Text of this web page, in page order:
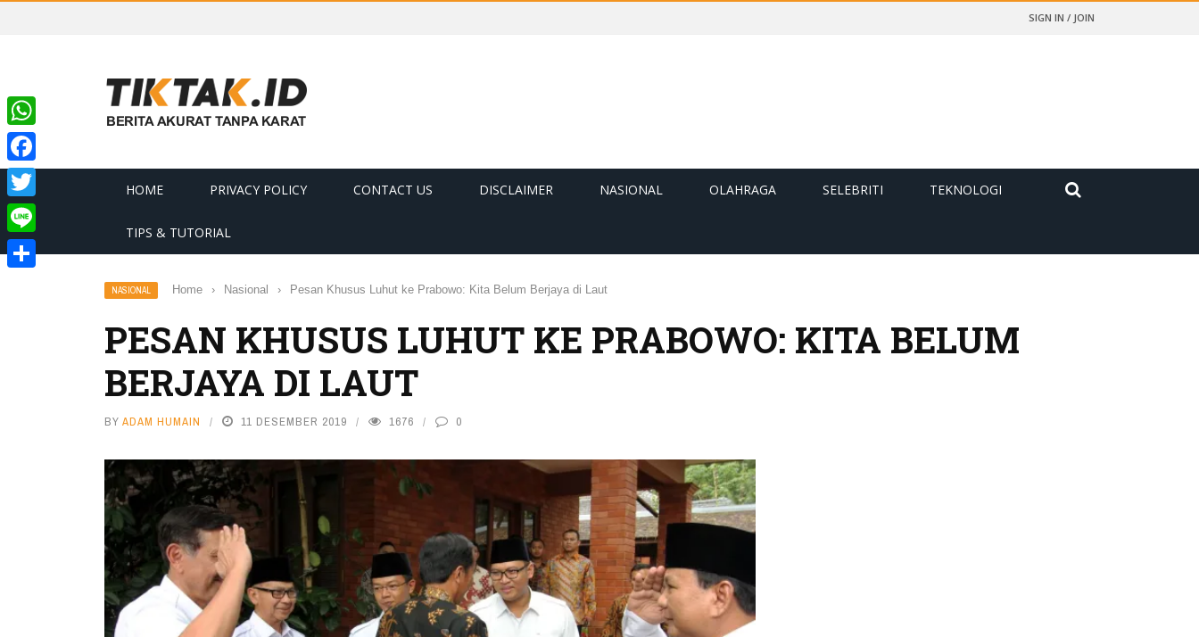
SIGN IN / JOIN
HOME PRIVACY POLICY CONTACT US DISCLAIMER NASIONAL OLAHRAGA SELEBRITI TEKNOLOGI
TIPS & TUTORIAL
NASIONAL Home › Nasional › Pesan Khusus Luhut ke Prabowo: Kita Belum Berjaya di Laut
PESAN KHUSUS LUHUT KE PRABOWO: KITA BELUM
BERJAYA DI LAUT
BY ADAM HUMAIN 11 DESEMBER 2019 1676 0
WhatsApp
Facebook
Twitter
Line